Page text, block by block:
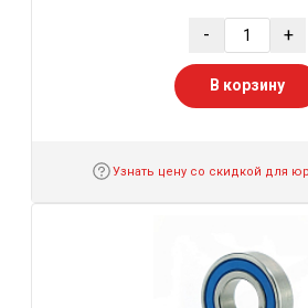
- +
В корзину
Узнать цену со скидкой для